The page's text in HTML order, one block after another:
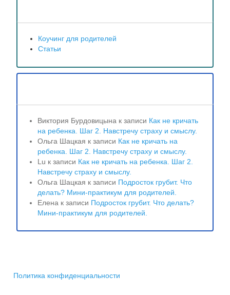
Коучинг для родителей
Статьи
Виктория Бурдовицына к записи Как не кричать
на ребенка. Шаг 2. Навстречу страху и смыслу.
Ольга Шацкая к записи Как не кричать на
ребенка. Шаг 2. Навстречу страху и смыслу.
Lu к записи Как не кричать на ребенка. Шаг 2.
Навстречу страху и смыслу.
Ольга Шацкая к записи Подросток грубит. Что
делать? Мини-практикум для родителей.
Елена к записи Подросток грубит. Что делать?
Мини-практикум для родителей.
Политика конфиденциальности